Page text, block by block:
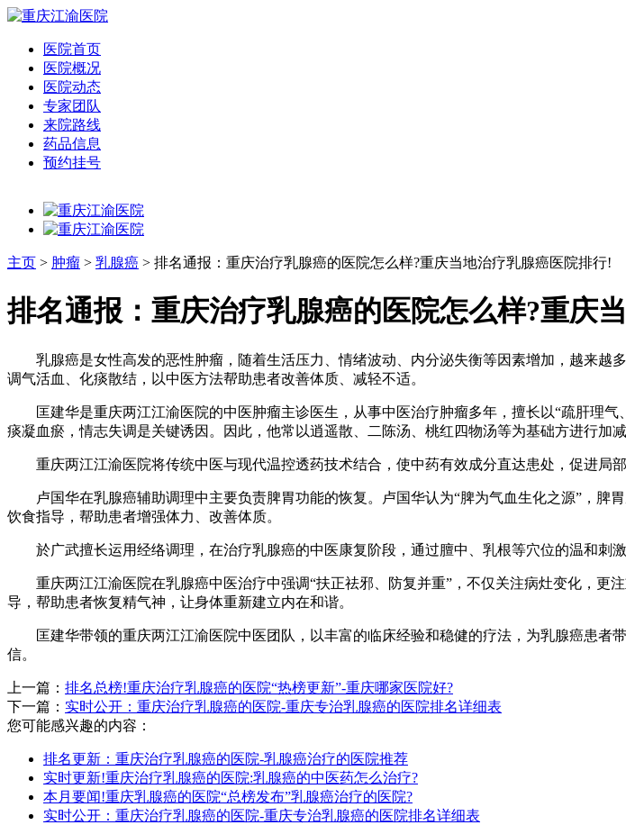
医院首页
医院概况
医院动态
专家团队
来院路线
药品信息
预约挂号
主页 > 肿瘤 > 乳腺癌 > 排名通报：重庆治疗乳腺癌的医院怎么样?重庆当地治疗乳腺癌医院排行!
排名通报：重庆治疗乳腺癌的医院怎么样?重庆
乳腺癌是女性高发的恶性肿瘤，随着生活压力、情绪波动、内分泌失衡等因素增加，越来越
调气活血、化痰散结，以中医方法帮助患者改善体质、减轻不适。
匡建华是重庆两江江渝医院的中医肿瘤主诊医生，从事中医治疗肿瘤多年，擅长以“疏肝理气
痰凝血瘀，情志失调是关键诱因。因此，他常以逍遥散、二陈汤、桃红四物汤等为基础方进行加
重庆两江江渝医院将传统中医与现代温控透药技术结合，使中药有效成分直达患处，促进局
卢国华在乳腺癌辅助调理中主要负责脾胃功能的恢复。卢国华认为“脾为气血生化之源”，脾
饮食指导，帮助患者增强体力、改善体质。
於广武擅长运用经络调理，在治疗乳腺癌的中医康复阶段，通过膻中、乳根等穴位的温和刺激
重庆两江江渝医院在乳腺癌中医治疗中强调“扶正祛邪、防复并重”，不仅关注病灶变化，更
导，帮助患者恢复精气神，让身体重新建立内在和谐。
匡建华带领的重庆两江江渝医院中医团队，以丰富的临床经验和稳健的疗法，为乳腺癌患者
信。
上一篇： 排名总榜!重庆治疗乳腺癌的医院“热榜更新”-重庆哪家医院好?
下一篇： 实时公开：重庆治疗乳腺癌的医院-重庆专治乳腺癌的医院排名详细表
您可能感兴趣的内容：
排名更新：重庆治疗乳腺癌的医院-乳腺癌治疗的医院推荐
实时更新!重庆治疗乳腺癌的医院:乳腺癌的中医药怎么治疗?
本月要闻!重庆乳腺癌的医院“总榜发布”乳腺癌治疗的医院?
实时公开：重庆治疗乳腺癌的医院-重庆专治乳腺癌的医院排名详细表